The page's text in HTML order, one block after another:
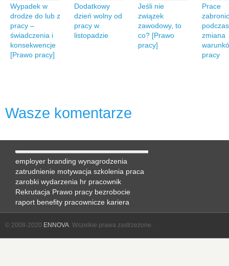
Wypadek w
drodze do lub z
pracy –
świadczenia i
konsekwencje
[Prawo pracy]
Dodatkowy
dzień wolny od
pracy w
listopadzie
Jeśli nie
związek
zawodowy, to
co? [Prawo
pracy]
Prace
zmiana
pracy
Wasze komentarze
employer branding wynagrodzenia
zatrudnienie motywacja szkolenia praca
zarobki wydarzenia hr pracownik
Rekrutacja Prawo pracy bezrobocie
raport benefity pracownicze kariera
© 2008-2020 ENNOVA. Wszelkie prawa zastrzeżone.